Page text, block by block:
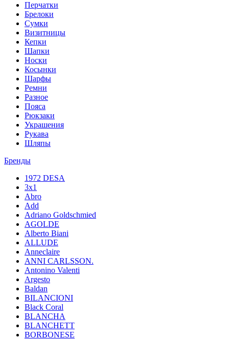
Перчатки
Брелоки
Сумки
Визитницы
Кепки
Шапки
Носки
Косынки
Шарфы
Ремни
Разное
Пояса
Рюкзаки
Украшения
Рукава
Шляпы
Бренды
1972 DESA
3x1
Abro
Add
Adriano Goldschmied
AGOLDE
Alberto Biani
ALLUDE
Anneclaire
ANNI CARLSSON.
Antonino Valenti
Argesto
Baldan
BILANCIONI
Black Coral
BLANCHA
BLANCHETT
BORBONESE